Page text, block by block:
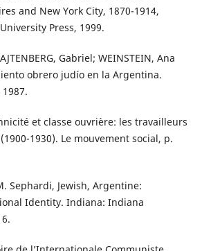
and New York City, 1870-1914,
Press, 1999.
Gabriel; WEINSTEIN, Ana
obrero judío en la Argentina.
et classe ouvrière: les travailleurs
1930). Le mouvement social, p.
Sephardi, Jewish, Argentine:
Identity. Indiana: Indiana